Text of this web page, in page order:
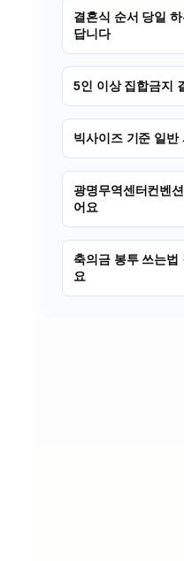
결혼식 순서 당일
답니다
5인 이상 집합금지
빅사이즈 기준 일반
광명무역센터컨벤
어요
축의금 봉투 쓰는법
요